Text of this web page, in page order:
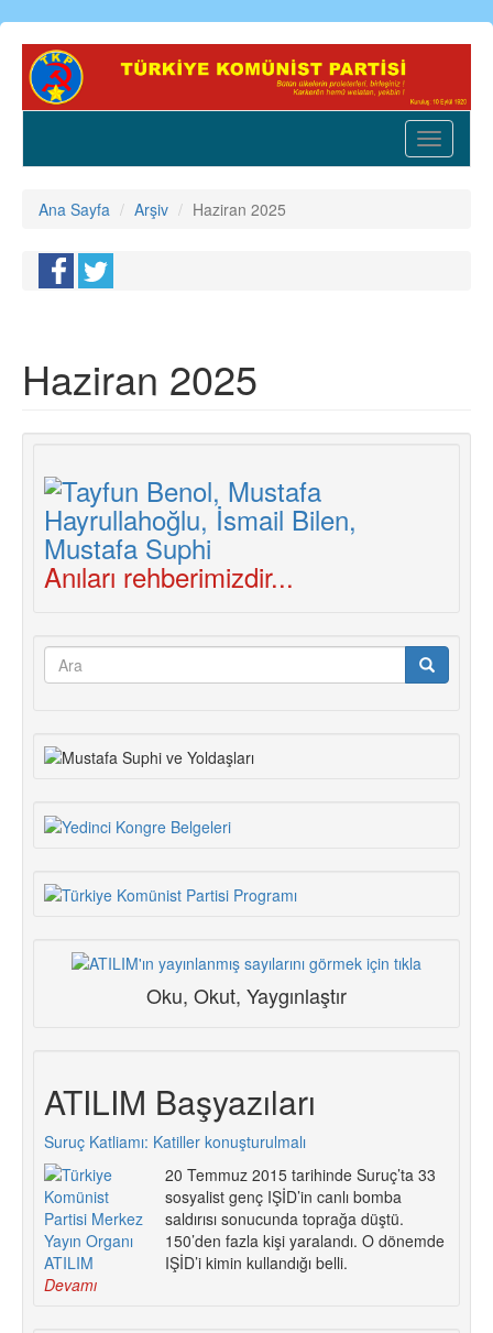
Ana
içeriğe
Toggle
Ana Sayfa Arşiv Haziran 2025
Haziran 2025
Anıları rehberimizdir...
Arama
Oku, Okut, Yaygınlaştır
ATILIM Başyazıları
Suruç Katliamı: Katiller konuşturulmalı
20 Temmuz 2015 tarihinde Suruç’ta 33
sosyalist genç IŞİD’in canlı bomba
saldırısı sonucunda toprağa düştü.
150’den fazla kişi yaralandı. O dönemde
IŞİD’i kimin kullandığı belli.
Devamı